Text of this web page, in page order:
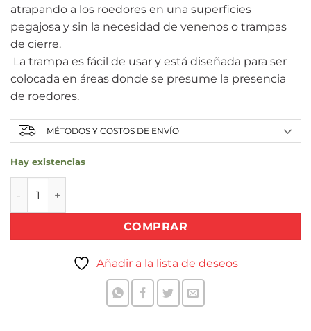
atrapando a los roedores en una superficies
pegajosa y sin la necesidad de venenos o trampas
de cierre.
La trampa es fácil de usar y está diseñada para ser
colocada en áreas donde se presume la presencia
de roedores.
MÉTODOS Y COSTOS DE ENVÍO
Hay existencias
COMPRAR
Añadir a la lista de deseos